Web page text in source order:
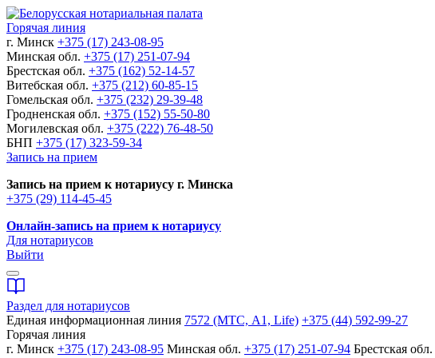
Горячая линия
г. Минск +375 (17) 243-08-95
Минская обл. +375 (17) 251-07-94
Брестская обл. +375 (162) 52-14-57
Витебская обл. +375 (212) 60-85-15
Гомельская обл. +375 (232) 29-39-48
Гродненская обл. +375 (152) 55-50-80
Могилевская обл. +375 (222) 76-48-50
БНП +375 (17) 323-59-34
Запись на прием
Запись на прием к нотариусу г. Минска
+375 (29) 114-45-45
Онлайн-запись на прием к нотариусу
Для нотариусов
Выйти
Раздел для нотариусов
Единая информационная линия 7572 (МТС, A1, Life) +375 (44) 592-99-27
Горячая линия
г. Минск +375 (17) 243-08-95 Минская обл. +375 (17) 251-07-94 Брестская обл.